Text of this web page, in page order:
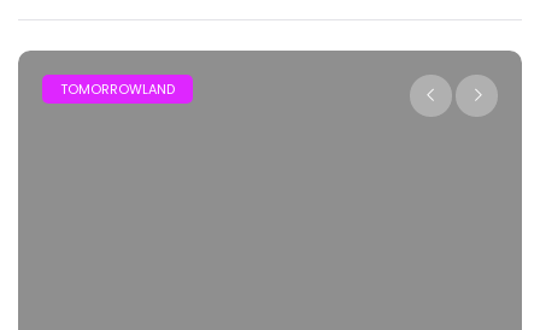
TOMORROWLAND